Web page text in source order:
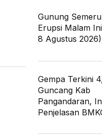
Gunung
Erupsi Malam
8 Agustus 2026)
Gempa Terkini
Guncang Kab
Pangandaran,
Penjelasan